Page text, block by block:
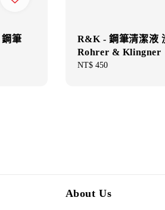
筆
R&K - 鋼筆清潔液
Rohrer & Klingner
Regular
NT$ 450
About Us